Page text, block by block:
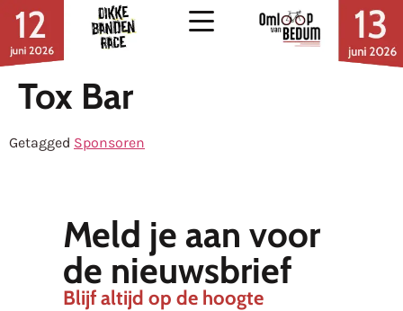
Tox Bar
Getagged Sponsoren
Meld je aan voor
de nieuwsbrief
Blijf altijd op de hoogte